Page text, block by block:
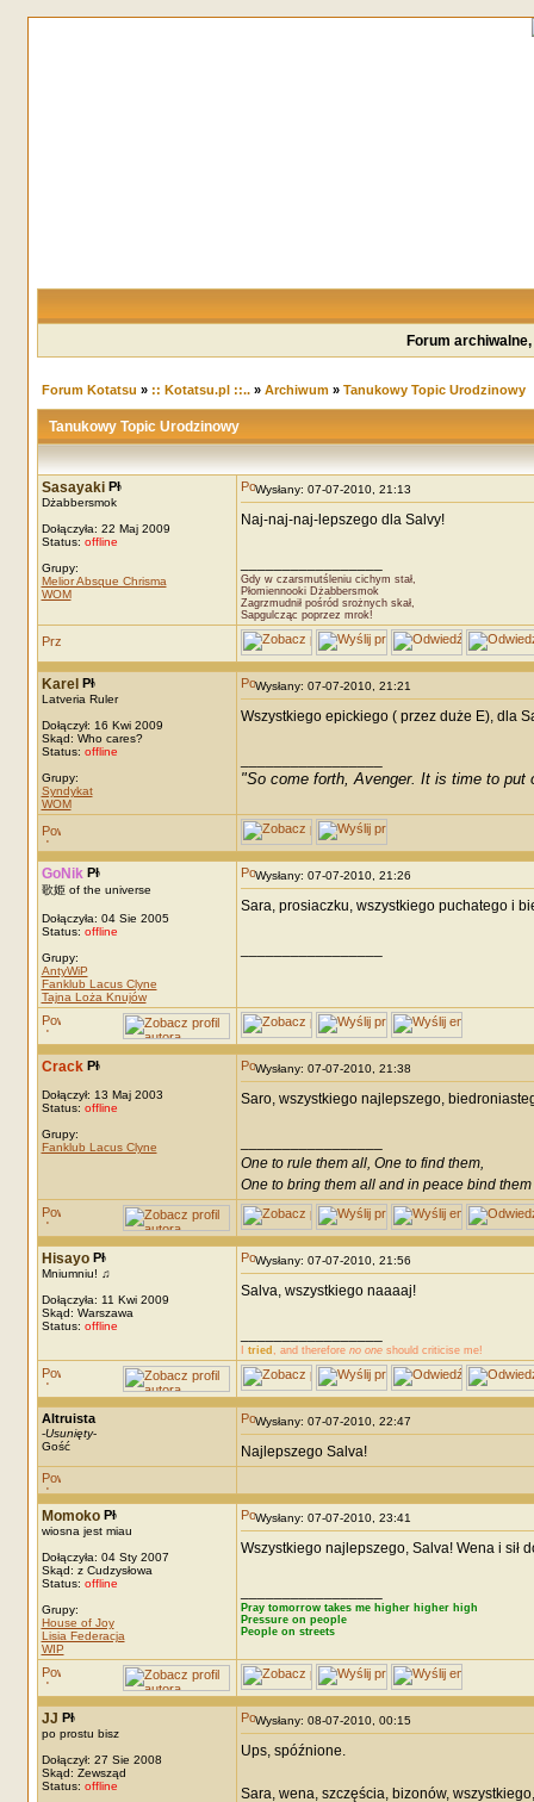
Forum
Forum Kotatsu » :: Kotatsu.pl ::..» Archiwum» Tanukowy Topic Urodzinowy
Tanukowy Topic Urodzinowy
Sasayaki
Dżabbersmok
Dołączyła: 22 Maj 2009
Status: offline
Grupy:
Melior Absque Chrisma
WOM
Wysłany: 07-07-2010, 21:13
Naj-naj-naj-lepszego dla Salvy!
Gdy w czarsmutśleniu cichym stał,
Płomiennooki Dżabbersmok
Zagrzmudnił pośród srożnych skał,
Sapgulcząc poprzez mrok!
Karel
Latveria Ruler
Dołączył: 16 Kwi 2009
Skąd: Who cares?
Status: offline
Grupy:
Syndykat
WOM
Wysłany: 07-07-2010, 21:21
Wszystkiego epickiego ( przez duże E), dla
"So come forth, Avenger. It is time to put
GoNik
歌姫 of the universe
Dołączyła: 04 Sie 2005
Status: offline
Grupy:
AntyWiP
Fanklub Lacus Clyne
Tajna Loża Knujów
Wysłany: 07-07-2010, 21:26
Sara, prosiaczku, wszystkiego puchatego i
Crack
Dołączył: 13 Maj 2003
Status: offline
Grupy:
Fanklub Lacus Clyne
Wysłany: 07-07-2010, 21:38
Saro, wszystkiego najlepszego,
One to rule them all, One to find them,
One to bring them all and in peace bind them
Hisayo
Mniumniu! ♫
Dołączyła: 11 Kwi 2009
Skąd: Warszawa
Status: offline
Wysłany: 07-07-2010, 21:56
Salva, wszystkiego naaaaj!
tried , and therefore no oneshould criticise me!
Altruista
-Usunięty-
Gość
Wysłany: 07-07-2010, 22:47
Najlepszego Salva!
Momoko
wiosna jest miau
Dołączyła: 04 Sty 2007
Skąd: z Cudzysłowa
Status: offline
Grupy:
House of Joy
Lisia Federacja
WIP
Wysłany: 07-07-2010, 23:41
Wszystkiego najlepszego, Salva! Wena i sił
Pray tomorrow takes me higher higher high
Pressure on people
People on streets
JJ
po prostu bisz
Dołączył: 27 Sie 2008
Skąd: Zewsząd
Status: offline
Wysłany: 08-07-2010, 00:15
Ups, spóźnione.
Sara, wena, szczęścia, bizonów,